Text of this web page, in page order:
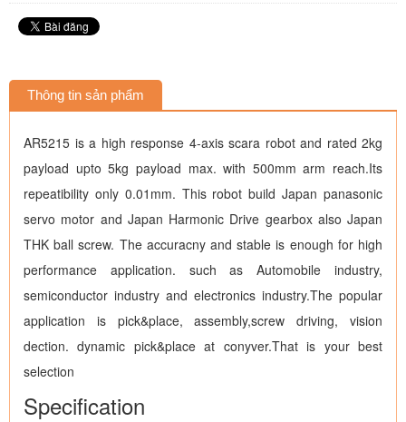
Thông tin sản phẩm
AR5215 is a high response 4-axis scara robot and rated 2kg
payload upto 5kg payload max. with 500mm arm reach.Its
repeatibility only 0.01mm. This robot build Japan panasonic
servo motor and Japan Harmonic Drive gearbox also Japan
THK ball screw. The accuracny and stable is enough for high
performance application. such as Automobile industry,
semiconductor industry and electronics industry.The popular
application is pick&place, assembly,screw driving, vision
dection. dynamic pick&place at conyver.That is your best
selection
Specification